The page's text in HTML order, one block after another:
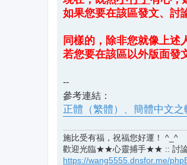
如果您要在該區發文、討
同樣的，除非您就像上述
若您要在該區以外版面發
--
參考連結：
正體（繁體）、簡體中文之
施比受有福，祝福您好運！ ^_^
歡迎光臨★★心靈捕手★★ :: 討
https://wang5555.dnsfor.me/